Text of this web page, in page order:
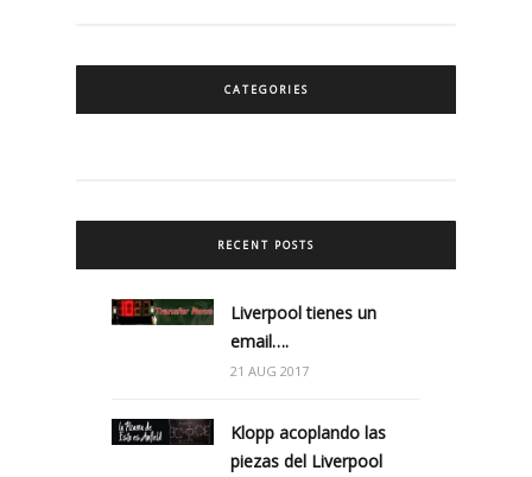
CATEGORIES
RECENT POSTS
Liverpool tienes un
email….
21 AUG 2017
Klopp acoplando las
piezas del Liverpool